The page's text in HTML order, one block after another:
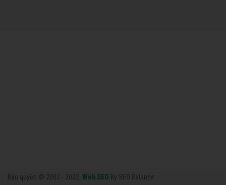
Bản quyền © 2002 - 2022. Web SEO By SEO Balance